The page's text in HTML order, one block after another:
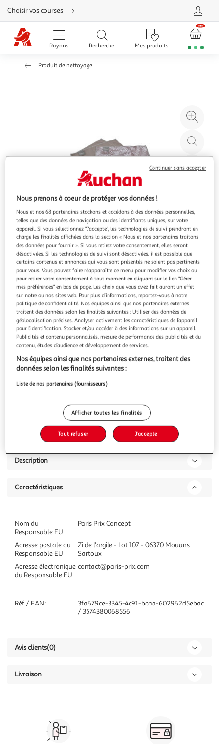
Aller
directement
au
contenu
Aller
directement
Aller
Choisir vos courses
Rayons Recherche Mes produits
Produit de nettoyage
à
HOMEA
Lot de 3 chiffons végétal 30x30cm naturel
Informations Techniques : Dimensions : L. 30 x l. 30 cm
Matière : Polyester & Microfibre Spécificités : Pratique &
Utile Lot de 3 Chiffons Forme Carrée A Motifs Facile
d'entretien & d'utilisation Couleur : Naturel
En savoir +
Vendu par Paris Prix
Livr. ou retrait dès 3/4 jours
A partir de 7,99€
Plus d'options
Description
Caractéristiques
Nom du
Responsable EU
Paris Prix Concept
Adresse postale du
Responsable EU
Zi de l'argile - Lot 107 - 06370 Mouans
Sartoux
Adresse électronique
du Responsable EU
contact@paris-prix.com
Réf / EAN :
3fa679ce-3345-4c91-bcaa-602962d5ebac
/ 3574380068556
Avis clients(0)
Livraison
Nous prenons à coeur de protéger vos données !
Nous et nos 68 partenaires stockons et accédons à des données personnelles,
telles que des données de navigation ou des identifiants uniques, sur votre
appareil. Si vous sélectionnez "J'accepte", les technologies de suivi prendront en
charge les finalités affichées dans la section « Nous et nos partenaires traitons
des données pour fournir ». Si vous retirez votre consentement, elles seront
désactivées. Si les technologies de suivi sont désactivées, il est possible que
certains contenus et annonces qui vous sont présentés ne soient pas pertinents
pour vous. Vous pouvez faire réapparaître ce menu pour modifier vos choix ou
pour retirer votre consentement à tout moment en cliquant sur le lien "Gérer
mes préférences" en bas de page. Les choix que vous avez fait auront un effet
sur notre ou nos sites web. Pour plus d’informations, reportez-vous à notre
politique de confidentialité. Nos équipes ainsi que nos partenaires externes
traitent des données selon les finalités suivantes : Utiliser des données de
géolocalisation précises. Analyser activement les caractéristiques de l’appareil
pour l’identification. Stocker et/ou accéder à des informations sur un appareil.
Publicités et contenu personnalisés, mesure de performance des publicités et du
contenu, études d’audience et développement de services.
Nos équipes ainsi que nos partenaires externes, traitent des
données selon les finalités suivantes :
Liste de nos partenaires (fournisseurs)
Afficher toutes les finalités
Tout refuser J'accepte
Continuer sans accepter